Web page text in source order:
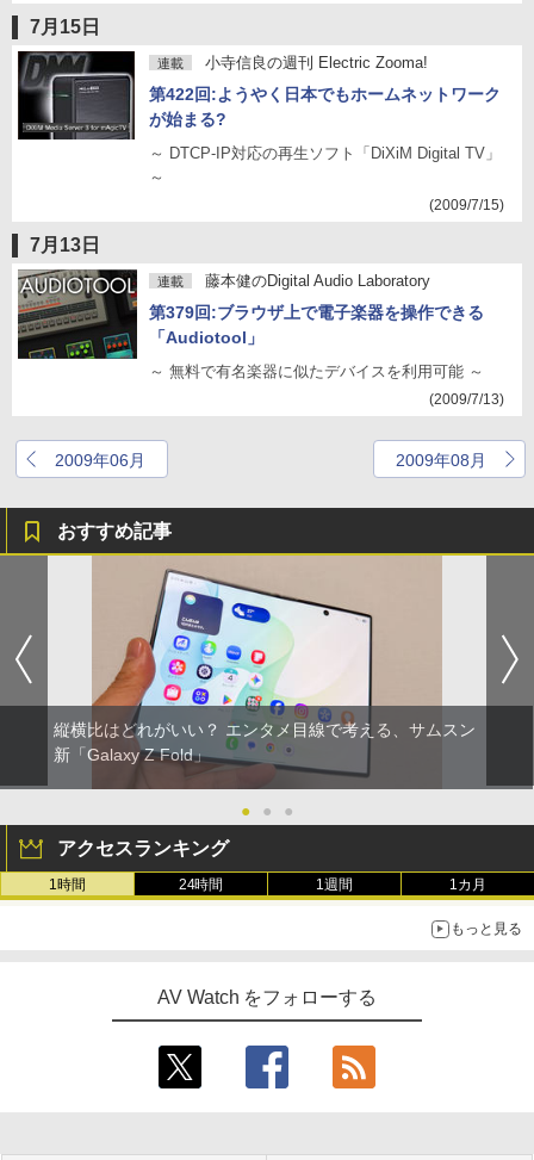
7月15日
連載 小寺信良の週刊 Electric Zooma!
第422回:ようやく日本でもホームネットワーク
が始まる?
～ DTCP-IP対応の再生ソフト「DiXiM Digital TV」
～
(2009/7/15)
7月13日
連載 藤本健のDigital Audio Laboratory
第379回:ブラウザ上で電子楽器を操作できる
「Audiotool」
～ 無料で有名楽器に似たデバイスを利用可能 ～
(2009/7/13)
2009年06月 2009年08月
おすすめ記事
縦横比はどれがいい？ エンタメ目線で考える、サムスン
新「Galaxy Z Fold」
● ● ●
アクセスランキング
1時間 24時間 1週間 1カ月
もっと見る
AV Watch をフォローする